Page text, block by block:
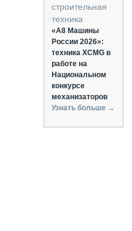
строительная
техника
«А8 Машины
России 2026»:
техника XCMG в
работе на
Национальном
конкурсе
механизаторов
Узнать больше →